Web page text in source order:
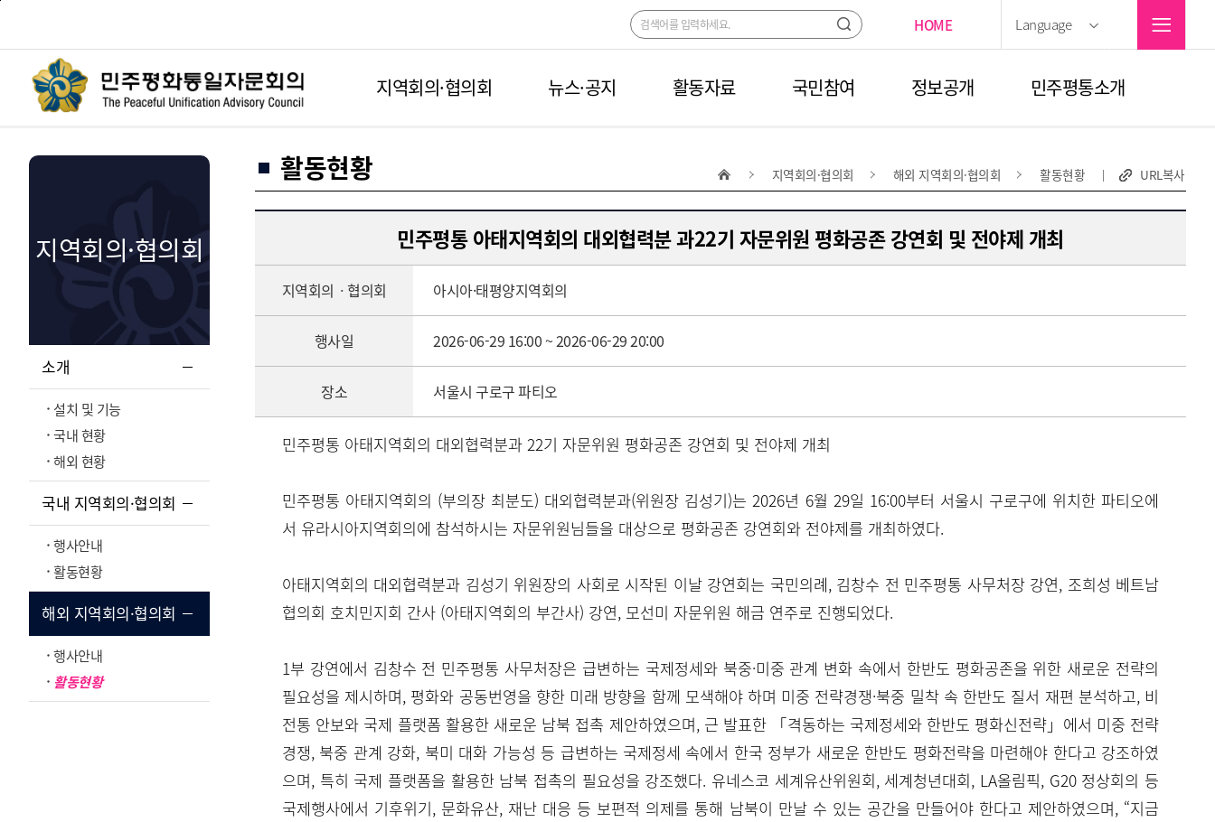
본
로
주
바
HOME Language
지역회의·협의회 뉴스·공지 활동자료 국민참여 정보공개 민주평통소개
지역회의·협의회
소개
설치 및 기능
국내 현황
해외 현황
국내 지역회의·협의회
행사안내
활동현황
해외 지역회의·협의회
행사안내
활동현황
활동현황 지역회의·협의회 해외 지역회의·협의회 활동현황 URL복사
민주평통 아태지역회의 대외협력분 과22기 자문위원 평화공존 강연회 및 전야제 개최
지역회의 ㆍ협의회 아시아·태평양지역회의
행사일 2026-06-29 16:00 ~ 2026-06-29 20:00
장소 서울시 구로구 파티오
민주평통 아태지역회의 대외협력분과 22기 자문위원 평화공존 강연회 및 전야제 개최
민주평통 아태지역회의 (부의장 최분도) 대외협력분과(위원장 김성기)는 2026년 6월 29일 16:00부터 서울시 구로구에 위치한 파티오에
서 유라시아지역회의에 참석하시는 자문위원님들을 대상으로 평화공존 강연회와 전야제를 개최하였다.
아태지역회의 대외협력분과 김성기 위원장의 사회로 시작된 이날 강연회는 국민의례, 김창수 전 민주평통 사무처장 강연, 조희성 베트남
협의회 호치민지회 간사 (아태지역회의 부간사) 강연, 모선미 자문위원 해금 연주로 진행되었다.
1부 강연에서 김창수 전 민주평통 사무처장은 급변하는 국제정세와 북중·미중 관계 변화 속에서 한반도 평화공존을 위한 새로운 전략의
필요성을 제시하며, 평화와 공동번영을 향한 미래 방향을 함께 모색해야 하며 미중 전략경쟁·북중 밀착 속 한반도 질서 재편 분석하고, 비
전통 안보와 국제 플랫폼 활용한 새로운 남북 접촉 제안하였으며, 근 발표한 「격동하는 국제정세와 한반도 평화신전략」에서 미중 전략
경쟁, 북중 관계 강화, 북미 대화 가능성 등 급변하는 국제정세 속에서 한국 정부가 새로운 한반도 평화전략을 마련해야 한다고 강조하였
으며, 특히 국제 플랫폼을 활용한 남북 접촉의 필요성을 강조했다. 유네스코 세계유산위원회, 세계청년대회, LA올림픽, G20 정상회의 등
국제행사에서 기후위기, 문화유산, 재난 대응 등 보편적 의제를 통해 남북이 만날 수 있는 공간을 만들어야 한다고 제안하였으며, “지금